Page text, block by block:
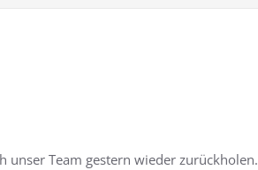
unser Team gestern wieder zurückholen.